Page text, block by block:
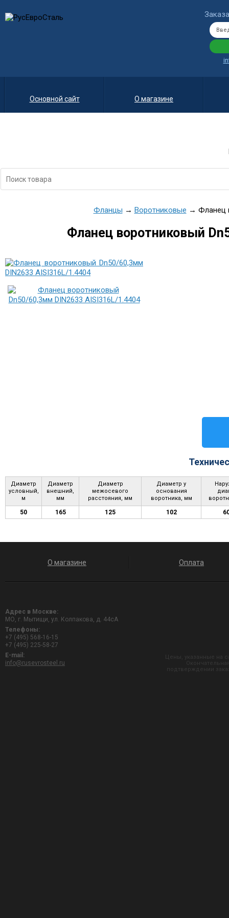
Основной сайт О магазине
Фланцы → Воротниковые → Фланец
Фланец воротниковый
Диаметр
условный,
м
Диаметр
внешний,
мм
Диаметр
межосевого
расстояния, мм
Диаметр у
основания
воротника, мм
50 165 125 102
О магазине Оплата
Адрес в Москве:
МО, г. Мытищи, ул. Колпакова, д. 44сА
Телефоны:
+7 (495) 568-16-15
+7 (495) 225-58-27
E-mail:
info@rusevrosteel.ru
Цены, указанные на
подтверждении